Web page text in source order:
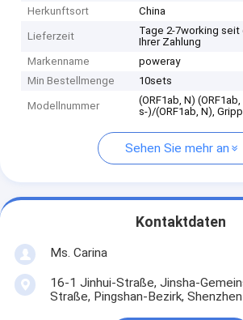
Herkunftsort
China
Lieferzeit
Tage 2-7working seit
Ihrer Zahlung
Markenname
poweray
Min Bestellmenge
10sets
Modellnummer
(ORF1ab, N)
s-)/(ORF1ab, N),
Sehen Sie mehr an
Kontaktdaten
Ms. Carina
16-1 Jinhui-Straße, Jinsha-
Straße, Pingshan-Bezirk, Shenzhen